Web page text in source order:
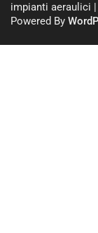
impianti aeraulici
Powered By